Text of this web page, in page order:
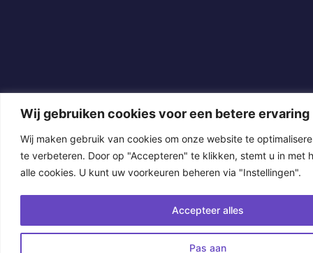
Wij gebruiken cookies voor een betere ervaring
Wij maken gebruik van cookies om onze website te
te verbeteren. Door op "Accepteren" te klikken, stemt u in met
alle cookies. U kunt uw voorkeuren beheren via "Instellingen".
Pas aan
Accepteer alles